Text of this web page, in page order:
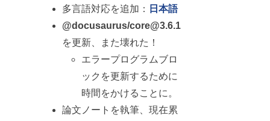
多言語対応を追加：
日本語
@docusaurus/core@3.6.1
を更新、また壊れた！
エラープログラムブロ
ックを更新するために
時間をかけることに。
論文ノートを執筆、現在累